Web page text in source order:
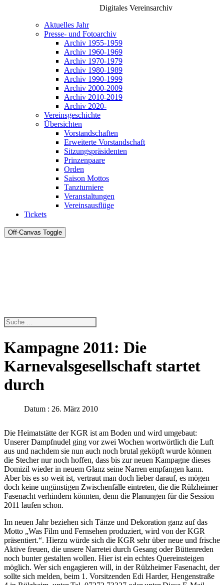
Digitales Vereinsarchiv
Aktuelles Jahr
Presse- und Fotoarchiv
Archiv 1955-1959
Archiv 1960-1969
Archiv 1970-1979
Archiv 1980-1989
Archiv 1990-1999
Archiv 2000-2009
Archiv 2010-2019
Archiv 2020-
Vereinsgeschichte
Übersichten
Vorstandschaften
Erweiterte Vorstandschaft
Sitzungspräsidenten
Prinzenpaare
Orden
Saison Mottos
Tanzturniere
Veranstaltungen
Vereinsausflüge
Tickets
Off-Canvas Toggle
Kampagne 2011: Die
Karnevalsgesellschaft startet
durch
Datum : 26. März 2010
Die Heimatstätte der KGR ist am Boden und wird umgebaut:
Unserer Dampfnudel ging vor zwei Wochen wortwörtlich die Luft
aus und nachdem sie nun auch noch brutal geköpft wurde können
die Stecher nur noch hoffen, dass bis zur neuen Kampagne dieses
Domizil wieder in neuem Glanz seine Narren empfangen kann.
Aber bis es so weit ist, vertraut man doch lieber darauf, es mögen
doch keine ungünstigen Zwischenfälle eintreten, die die Rülzheimer
Fasenacht verhindern könnten, denn die Planungen für die Session
2011 laufen schon.
Im neuen Jahr beziehen sich Tänze und Dekoration ganz auf das
Motto „Was Film und Fernsehen produziert, wird von der KGR
präsentiert.“. Hierzu würde sich die KGR sehr über neue und frische
Aktive freuen, die unsere Narretei durch Gesang oder Büttenreden
noch bunter gestalten wollen. Hier ist ein echtes Quereinsteigen
möglich. Wer sich engagieren will, in der Rülzheimer Fasenacht, der
sollte sich melden, beim 1. Vorsitzenden Edi Harder, Hengenstraße